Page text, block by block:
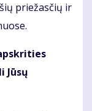
priežasčių ir
Jūsų